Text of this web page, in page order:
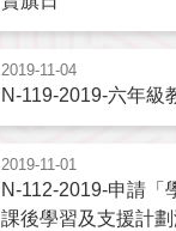
2019-11-04
N-119-2019-六年級
2019-11-01
N-112-2019-申請「
課後學習及支援計